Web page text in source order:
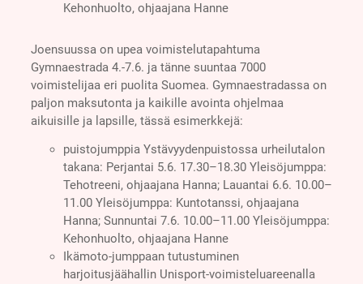
Kehonhuolto, ohjaajana Hanne
Joensuussa on upea voimistelutapahtuma
Gymnaestrada 4.-7.6. ja tänne suuntaa 7000
voimistelijaa eri puolita Suomea. Gymnaestradassa on
paljon maksutonta ja kaikille avointa ohjelmaa
aikuisille ja lapsille, tässä esimerkkejä:
puistojumppia Ystävyydenpuistossa urheilutalon
takana: Perjantai 5.6. 17.30–18.30 Yleisöjumppa:
Tehotreeni, ohjaajana Hanna; Lauantai 6.6. 10.00–
11.00 Yleisöjumppa: Kuntotanssi, ohjaajana
Hanna; Sunnuntai 7.6. 10.00–11.00 Yleisöjumppa:
Kehonhuolto, ohjaajana Hanne
Ikämoto-jumppaan tutustuminen
harjoitusjäähallin Unisport-voimisteluareenalla